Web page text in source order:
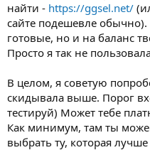
найти - https://ggsel.net/
сайте подешевле обычно).
готовые, но и на баланс
Просто я так не
В целом, я советую
скидывала выше. Порог
тестируй) Может тебе
Как минимум, там ты
выбрать ту, которая